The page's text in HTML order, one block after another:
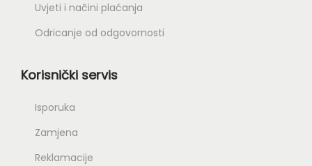
Uvjeti i načini plaćanja
Odricanje od odgovornosti
Korisnički servis
Isporuka
Zamjena
Reklamacije